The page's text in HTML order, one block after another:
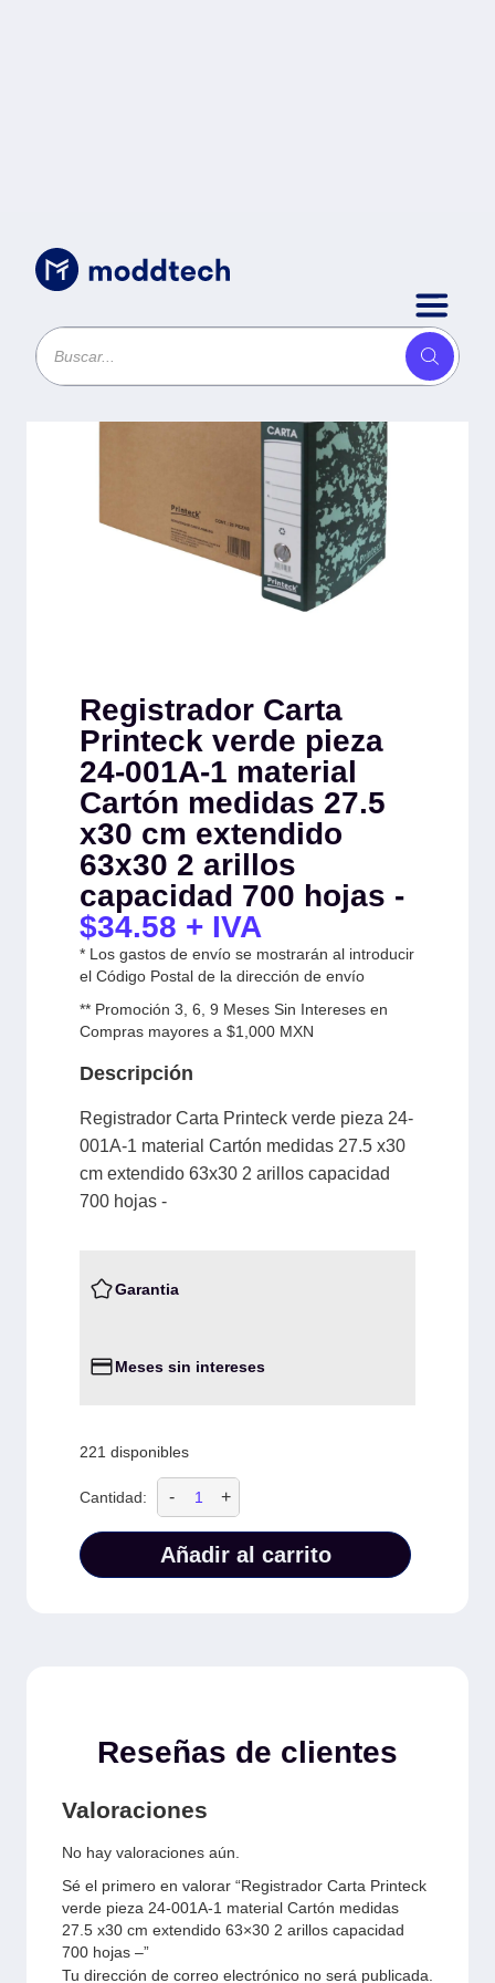
Sin categoría/Registrador Carta Printeck verde
Registrador Carta
Printeck verde pieza
24-001A-1 material
Cartón medidas 27.5
x30 cm extendido
63x30 2 arillos
capacidad 700 hojas -
$34.58 + IVA
* Los gastos de envío se mostrarán al introducir
el Código Postal de la dirección de envío
** Promoción 3, 6, 9 Meses Sin Intereses en
Compras mayores a $1,000 MXN
Descripción
Registrador Carta Printeck verde pieza 24-
001A-1 material Cartón medidas 27.5 x30
cm extendido 63x30 2 arillos capacidad
700 hojas -
Garantia
Meses sin intereses
221 disponibles
Cantidad: - +
Añadir al carrito
Reseñas de clientes
Valoraciones
No hay valoraciones aún.
Sé el primero en valorar “Registrador Carta Printeck
verde pieza 24-001A-1 material Cartón medidas
27.5 x30 cm extendido 63×30 2 arillos capacidad
700 hojas –”
Tu dirección de correo electrónico no será publicada.